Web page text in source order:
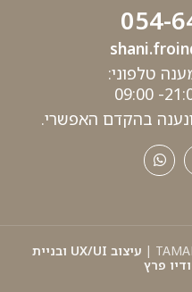
054-
טלפוני:
בהקדם האפשרי.
עיצוב UX/UI ובניית
פרץ